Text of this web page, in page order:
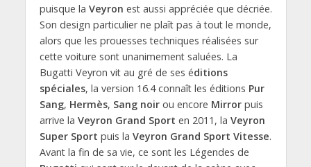
puisque la Veyron est aussi appréciée que décriée.
Son design particulier ne plaît pas à tout le monde,
alors que les prouesses techniques réalisées sur
cette voiture sont unanimement saluées. La
Bugatti Veyron vit au gré de ses éditions
spéciales, la version 16.4 connaît les éditions Pur
Sang, Hermès, Sang noirou encore Mirrorpuis
arrive la Veyron Grand Sport en 2011, la Veyron
Super Sport puis la Veyron Grand Sport Vitesse.
Avant la fin de sa vie, ce sont les Légendes de